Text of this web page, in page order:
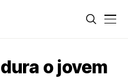
o jovem